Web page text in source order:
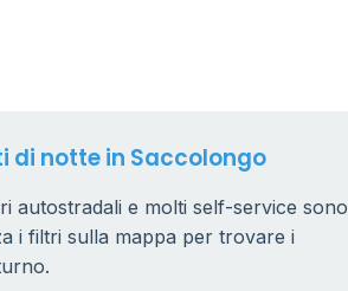
€di notte in Saccolongo
autostradali e molti self-service sono
i filtri sulla mappa per trovare i